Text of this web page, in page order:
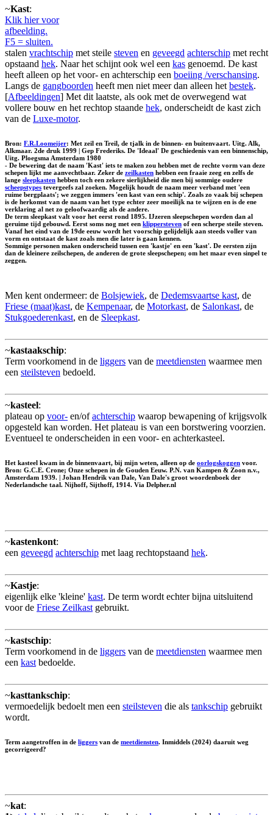
~Kast:
Klik hier voor
afbeelding.
F5 = sluiten.
stalen vrachtschip met steile steven en geveegd achterschip met recht
opstaand hek. Naar het schijnt ook wel een kas genoemd. De kast
heeft alleen op het voor- en achterschip een boeiing /verschansing.
Langs de gangboorden heeft men niet meer dan alleen het bestek.
[Afbeeldingen] Met dit laatste, als ook met de overwegend wat
vollere bouw en het rechtop staande hek, onderscheidt de kast zich
van de Luxe-motor.
Bron: F.R.Loomeijer: Met zeil en Treil, de tjalk in de binnen- en buitenvaart. Uitg. Alk,
Alkmaar. 2de druk 1999 | Gep Frederiks. De 'Ideaal' De geschiedenis van een binnenschip,
Uitg. Ploegsma Amsterdam 1980
- De bewering dat de naam 'Kast' iets te maken zou hebben met de rechte vorm van deze
schepen lijkt me aanvechtbaar. Zeker de zeilkasten hebben een fraaie zeeg en zelfs de
lange sleepkasten hebben toch een zekere sierlijkheid die men bij sommige oudere
scheepstypes tevergeefs zal zoeken. Mogelijk houdt de naam meer verband met 'een
ruime bergplaats'; we zeggen immers 'een kast van een schip'. Zoals zo vaak bij schepen
is de herkomst van de naam van het type echter zeer moeilijk na te wijzen en is de ene
verklaring al net zo geloofwaardig als de andere.
De term sleepkast valt voor het eerst rond 1895. IJzeren sleepschepen worden dan al
geruime tijd gebouwd. Eerst soms nog met een klippersteven of een scherpe steile steven.
Vanaf het eind van de 19de eeuw wordt het voorschip gelijdelijk aan steeds voller van
vorm en ontstaat de kast zoals men die later is gaan kennen.
Sommige personen maken onderscheid tussen een 'kastje' en een 'kast'. De eersten zijn
dan de kleinere zeilschepen, de anderen de grote sleepschepen; om het maar even sinpel te
zeggen.
Men kent ondermeer: de Bolsjewiek, de Dedemsvaartse kast, de
Friese (maat)kast, de Kempenaar, de Motorkast, de Salonkast, de
Stukgoederenkast, en de Sleepkast.
~kastaakschip:
Term voorkomend in de liggers van de meetdiensten waarmee men
een steilsteven bedoeld.
~kasteel:
plateau op voor- en/ofachterschip waarop bewapening of krijgsvolk
opgesteld kan worden. Het plateau is van een borstwering voorzien.
Eventueel te onderscheiden in een voor- en achterkasteel.
Het kasteel kwam in de binnenvaart, bij mijn weten, alleen op de oorlogskoggen voor.
Bron: G.C.E. Crone; Onze schepen in de Gouden Eeuw. P.N. van Kampen & Zoon n.v.,
Amsterdam 1939. | Johan Hendrik van Dale, Van Dale's groot woordenboek der
Nederlandsche taal. Nijhoff, Sijthoff, 1914. Via Delpher.nl
~kastenkont:
een geveegd achterschip met laag rechtopstaand hek.
~Kastje:
eigenlijk elke 'kleine' kast. De term wordt echter bijna uitsluitend
voor de Friese Zeilkast gebruikt.
~kastschip:
Term voorkomend in de liggers van de meetdiensten waarmee men
een kast bedoelde.
~kasttankschip:
vermoedelijk bedoelt men een steilsteven die als tankschip gebruikt
wordt.
Term aangetroffen in de liggers van de meetdiensten. Inmiddels (2024) daaruit weg
gecorrigeerd?
~kat: